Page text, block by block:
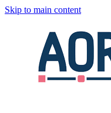
Skip to main content